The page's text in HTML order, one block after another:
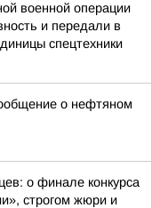
военной операции
и передали в
спецтехники
о нефтяном
о финале конкурса
строгом жюри и